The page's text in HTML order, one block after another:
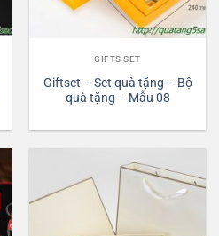
GIFTS SET
Giftset – Set quà tặng – Bộ
quà tặng – Mẫu 08